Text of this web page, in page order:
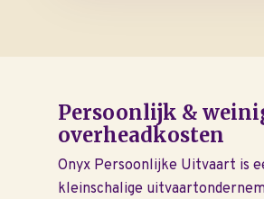
Persoonlijk &
overheadkosten
Onyx Persoonlijke Uitvaart is
kleinschalige